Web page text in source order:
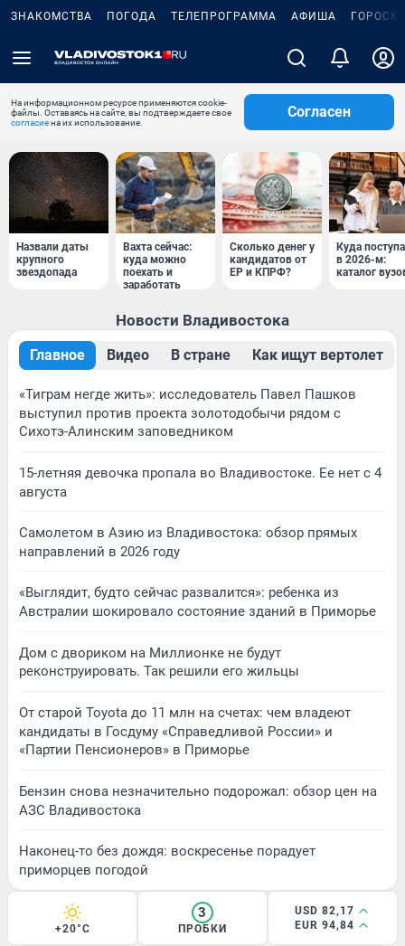
ЗНАКОМСТВА ПОГОДА ТЕЛЕПРОГРАММА АФИША
На информационном ресурсе применяются cookie-
файлы. Оставаясь на сайте, вы подтверждаете свое
согласиена их использование.
Согласен
Назвали даты
крупного
звездопада
Вахта сейчас:
куда можно
поехать и
заработать
Сколько денег у
кандидатов от
ЕР и КПРФ?
Куда
в 2026-м:
каталог
Новости Владивостока
Главное Видео В стране Как ищут вертолет
«Тиграм негде жить»: исследователь Павел Пашков
выступил против проекта золотодобычи рядом с
Сихотэ-Алинским заповедником
15-летняя девочка пропала во Владивостоке. Ее нет с 4
августа
Самолетом в Азию из Владивостока: обзор прямых
направлений в 2026 году
«Выглядит, будто сейчас развалится»: ребенка из
Австралии шокировало состояние зданий в Приморье
Дом с двориком на Миллионке не будут
реконструировать. Так решили его жильцы
От старой Toyota до 11 млн на счетах: чем владеют
кандидаты в Госдуму «Справедливой России» и
«Партии Пенсионеров» в Приморье
Бензин снова незначительно подорожал: обзор цен на
АЗС Владивостока
Наконец-то без дождя: воскресенье порадует
приморцев погодой
+20°C
3
ПРОБКИ
USD 82,17
EUR 94,84